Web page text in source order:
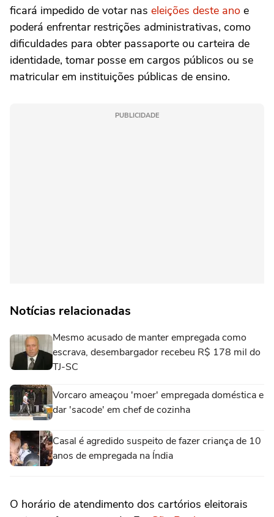
ficará impedido de votar nas eleições deste ano e
poderá enfrentar restrições administrativas, como
dificuldades para obter passaporte ou carteira de
identidade, tomar posse em cargos públicos ou se
matricular em instituições públicas de ensino.
PUBLICIDADE
Notícias relacionadas
Mesmo acusado de manter empregada como
escrava, desembargador recebeu R$ 178 mil do
TJ-SC
Vorcaro ameaçou 'moer' empregada doméstica e
dar 'sacode' em chef de cozinha
Casal é agredido suspeito de fazer criança de 10
anos de empregada na Índia
O horário de atendimento dos cartórios eleitorais